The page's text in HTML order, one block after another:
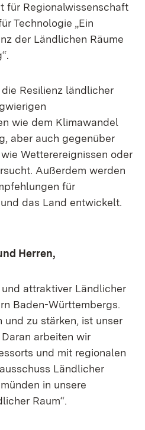
für Regionalwissenschaft
Technologie „Ein
der Ländlichen Räume
Resilienz ländlicher
wie dem Klimawandel
aber auch gegenüber
Wetterereignissen oder
Außerdem werden
für
das Land entwickelt.
Herren,
attraktiver Ländlicher
Baden-Württembergs.
zu stärken, ist unser
arbeiten wir
und mit regionalen
Ländlicher
in unsere
Raum“.